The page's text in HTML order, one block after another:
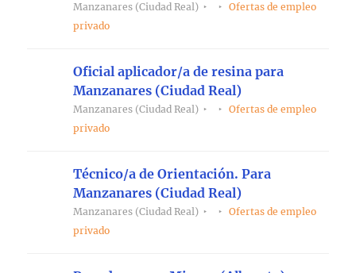
Manzanares (Ciudad Real)
Ofertas de empleo
privado
Oficial aplicador/a de resina para
Manzanares (Ciudad Real)
Manzanares (Ciudad Real)
Ofertas de empleo
privado
Técnico/a de Orientación. Para
Manzanares (Ciudad Real)
Manzanares (Ciudad Real)
Ofertas de empleo
privado